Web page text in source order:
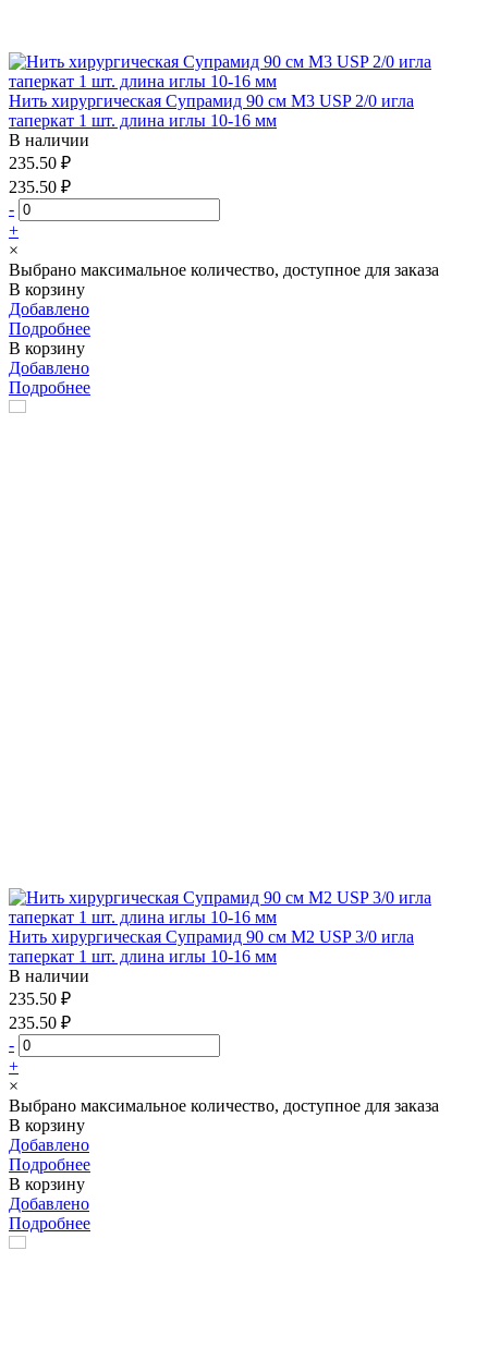
Нить хирургическая Супрамид 90 см М3 USP 2/0 игла
таперкат 1 шт. длина иглы 10-16 мм
В наличии
235.50 ₽
235.50 ₽
-
+
×
Выбрано максимальное количество, доступное для заказа
В корзину
Добавлено
Подробнее
В корзину
Добавлено
Подробнее
Нить хирургическая Супрамид 90 см М2 USP 3/0 игла
таперкат 1 шт. длина иглы 10-16 мм
В наличии
235.50 ₽
235.50 ₽
-
+
×
Выбрано максимальное количество, доступное для заказа
В корзину
Добавлено
Подробнее
В корзину
Добавлено
Подробнее